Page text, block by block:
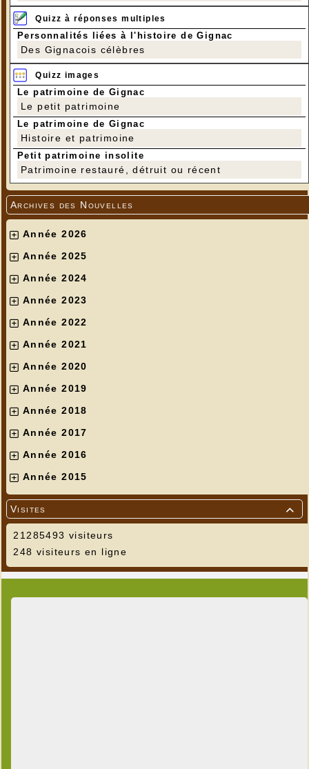
Quizz à réponses multiples
Personnalités liées à l'histoire de Gignac
Des Gignacois célèbres
Quizz images
Le patrimoine de Gignac
Le petit patrimoine
Le patrimoine de Gignac
Histoire et patrimoine
Petit patrimoine insolite
Patrimoine restauré, détruit ou récent
Archives des Nouvelles
Année 2026
Année 2025
Année 2024
Année 2023
Année 2022
Année 2021
Année 2020
Année 2019
Année 2018
Année 2017
Année 2016
Année 2015

Visites
21285493 visiteurs
248 visiteurs en ligne